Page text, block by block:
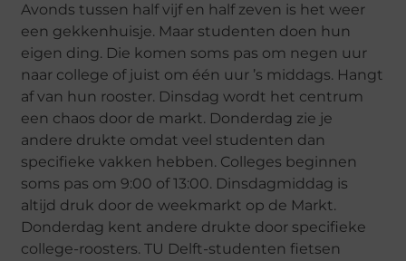
Avonds tussen half vijf en half zeven is het weer
een gekkenhuisje. Maar studenten doen hun
eigen ding. Die komen soms pas om negen uur
naar college of juist om één uur ’s middags. Hangt
af van hun rooster. Dinsdag wordt het centrum
een chaos door de markt. Donderdag zie je
andere drukte omdat veel studenten dan
specifieke vakken hebben. Colleges beginnen
soms pas om 9:00 of 13:00. Dinsdagmiddag is
altijd druk door de weekmarkt op de Markt.
Donderdag kent andere drukte door specifieke
college-roosters. TU Delft-studenten fietsen